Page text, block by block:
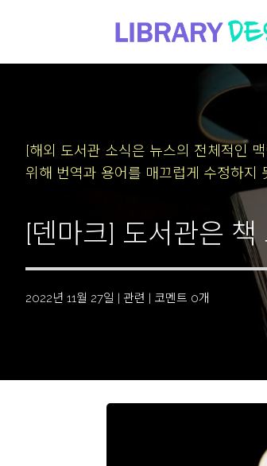
[해외 도서관 소식은 뉴스의 전체적인
위해 번역과 용어를 매끄럽게 수정하지
[덴마크] 도서관은
2022년 11월 27일 | 관련 | 코멘트 0개